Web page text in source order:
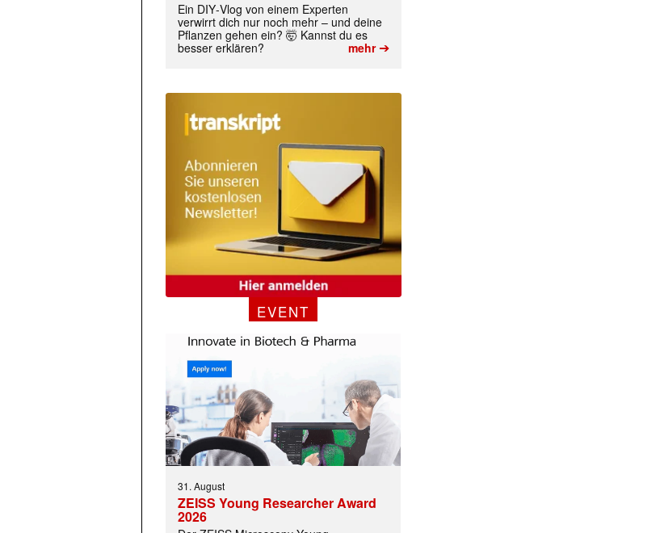
Ein DIY‑Vlog von einem Experten
verwirrt dich nur noch mehr – und deine
Pflanzen gehen ein? 🤯 Kannst du es
besser erklären?
mehr➔
EVENT
31. August
ZEISS Young Researcher Award
2026